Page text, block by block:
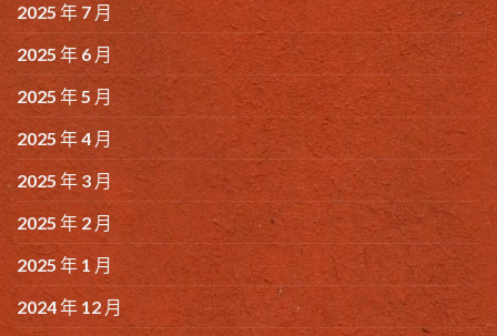
2025 年 7 月
2025 年 6 月
2025 年 5 月
2025 年 4 月
2025 年 3 月
2025 年 2 月
2025 年 1 月
2024 年 12 月